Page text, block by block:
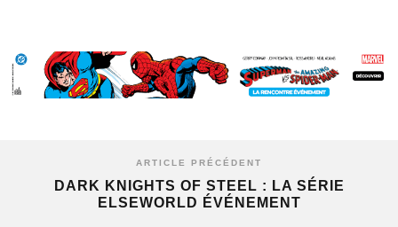
ARTICLE PRÉCÉDENT
DARK KNIGHTS OF STEEL : LA SÉRIE
ELSEWORLD ÉVÉNEMENT